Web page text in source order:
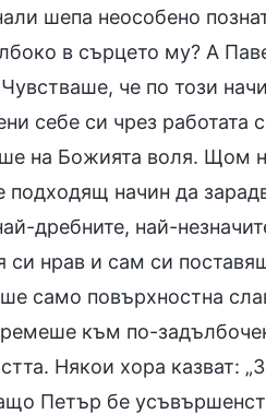
шепа неособено
в сърцето му? А
че по този
себе си чрез работата
на Божията воля. Щом
начин да
дребните, най-
нрав и сам си
само повърхностна
към по-
Някои хора казват:
Петър бе